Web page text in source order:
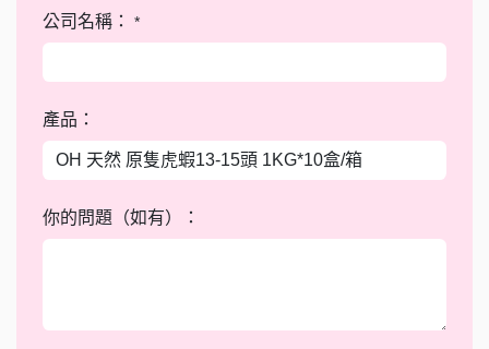
公司名稱： *
產品：
你的問題（如有）：